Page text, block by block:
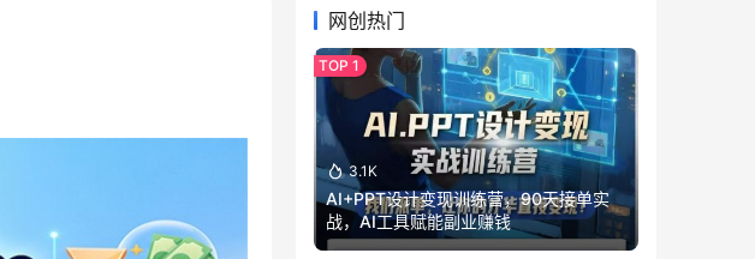
网创热门
3.1K
AI+PPT设计变现训练营，90天接单实
战，AI工具赋能副业赚钱